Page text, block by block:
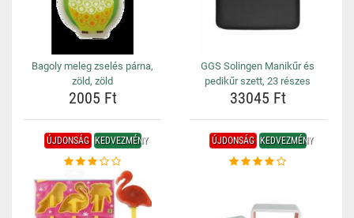
Bagoly meleg zselés párna,
zöld, zöld
2005 Ft
GGS Solingen Manikűr és
pedikűr szett, 23 részes
33045 Ft
ÚJDONSÁG KEDVEZMÉNY ÚJDONSÁG KEDVEZMÉNY